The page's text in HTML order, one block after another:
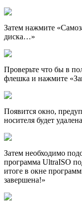
Затем нажмите
диска…»
Проверьте что бы в
флешка и нажмите
Появится окно,
носителя будет
Затем необходимо
программа UltraISO
итоге в окне
завершена!»